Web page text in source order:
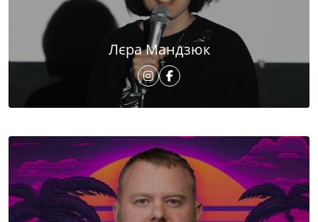
Лєра Мандзюк